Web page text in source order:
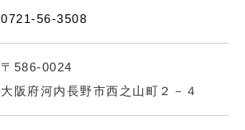
0721-56-3508
〒586-0024
大阪府河内長野市西之山町２－４